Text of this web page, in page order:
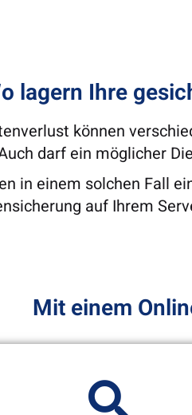
lagern Ihre
können
darf ein möglicher
in einem solchen Fall
auf Ihrem
Mit einem